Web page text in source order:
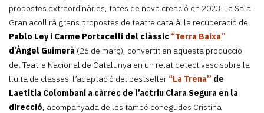
propostes extraordinàries, totes de nova creació en 2023. La Sala
Gran acollirà grans propostes de teatre català: la recuperació de
Pablo Ley i Carme Portacelli del clàssic “Terra Baixa”
d’Àngel Guimerà (26 de març), convertit en aquesta producció
del Teatre Nacional de Catalunya en un relat detectivesc sobre la
lluita de classes; l’adaptació del bestseller “La Trena” de
Laetitia Colombani a càrrec de l’actriu Clara Segura en la
direcció , acompanyada de les també conegudes Cristina